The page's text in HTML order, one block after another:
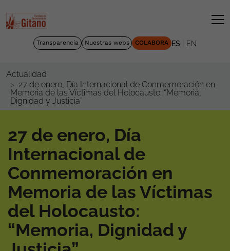
Transparencia Nuestras webs COLABORA ES EN
Actualidad
27 de enero, Día Internacional de Conmemoración en
Memoria de las Víctimas del Holocausto: “Memoria,
Dignidad y Justicia”
27 de enero, Día
Internacional de
Conmemoración en
Memoria de las Víctimas
del Holocausto:
“Memoria, Dignidad y